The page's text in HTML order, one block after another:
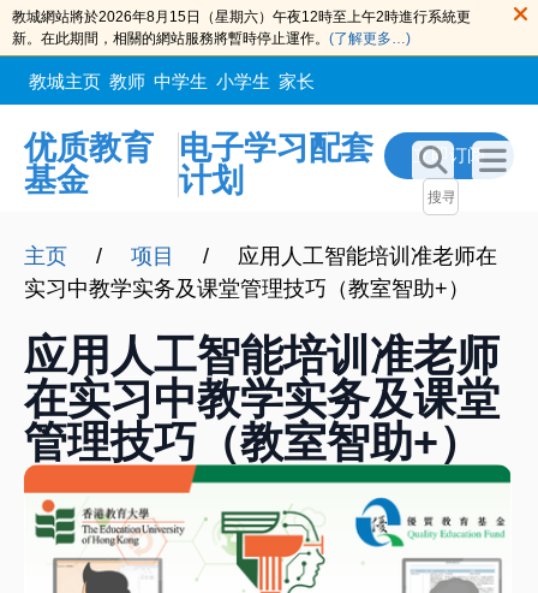
教城網站將於2026年8月15日（星期六）午夜12時至上午2時進行系統更
新。在此期間，相關的網站服務將暫時停止運作。 (了解更多…)
教城主页 教师 中学生 小学生 家长
优质教育
基金
电子学习配套
计划
立即订阅
主页 / 项目 /
应用人工智能培训准老师在
实习中教学实务及课堂管理技巧（教室智助+）
应用人工智能培训准老师
在实习中教学实务及课堂
管理技巧（教室智助+）